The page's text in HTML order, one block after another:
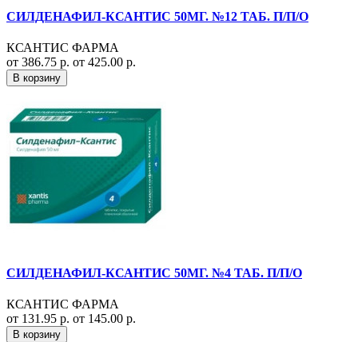
СИЛДЕНАФИЛ-КСАНТИС 50МГ. №12 ТАБ. П/П/О
КСАНТИС ФАРМА
от 386.75 р. от 425.00 р.
В корзину
СИЛДЕНАФИЛ-КСАНТИС 50МГ. №4 ТАБ. П/П/О
КСАНТИС ФАРМА
от 131.95 р. от 145.00 р.
В корзину